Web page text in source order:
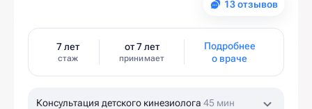
13 отзывов
7 лет
стаж
от 7 лет
принимает
Подробнее
о враче
Консультация детского кинезиолога 45 мин